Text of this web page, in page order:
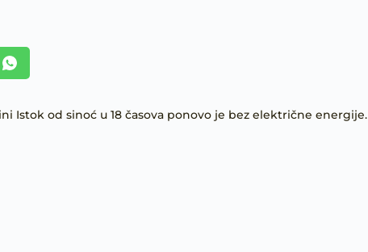
Istok od sinoć u 18 časova ponovo je bez električne energije.